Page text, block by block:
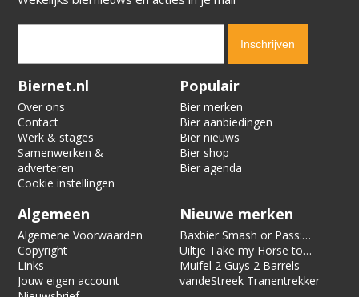
Verification code:
Biernet.nl
Over ons
Contact
Werk & stages
Samenwerken &
adverteren
Cookie instellingen
Populair
Bier merken
Bier aanbiedingen
Bier nieuws
Bier shop
Bier agenda
Algemeen
Algemene Voorwaarden
Copyright
Links
Jouw eigen account
Nieuwe merken
Baxbier Smash or Pass:
Strata
Uiltje Take my Horse to
the Hotel Room
Muifel 2 Guys 2 Barrels
vandeStreek Tranentrekker